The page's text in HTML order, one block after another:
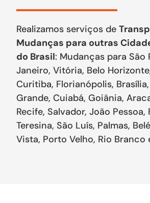
Realizamos serviços de
Mudanças para outras
do Brasil: Mudanças para São
Janeiro, Vitória, Belo
Curitiba, Florianópolis,
Grande, Cuiabá, Goiânia,
Recife, Salvador, João Pessoa,
Teresina, São Luís, Palmas,
Vista, Porto Velho, Rio Branco